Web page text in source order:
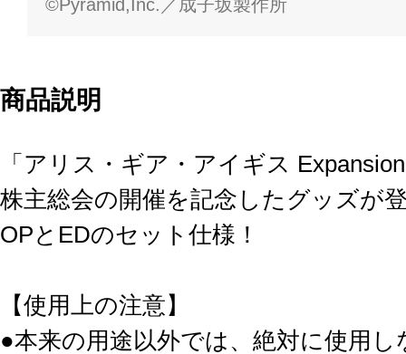
©Pyramid,Inc.／成子坂製作所
商品説明
「アリス・ギア・アイギス
株主総会の開催を記念したグッズが
OPとEDのセット仕様！
【使用上の注意】
●本来の用途以外では、絶対に使用